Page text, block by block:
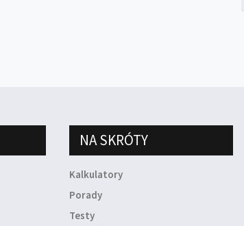
NA SKRÓTY
Kalkulatory
Porady
Testy